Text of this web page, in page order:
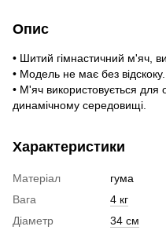
Опис
• Шитий гімнастичний м'яч,
• Модель не має без відскоку.
• М'яч використовується для
динамічному середовищі.
Характеристики
Матеріал
гума
Вага
4 кг
Діаметр
34 см